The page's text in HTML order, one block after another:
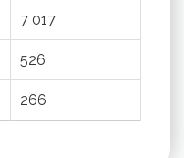
7 017
526
266